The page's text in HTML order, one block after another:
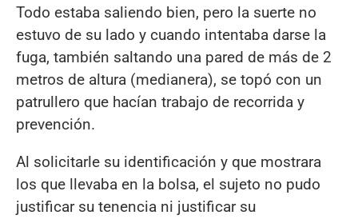
Todo estaba saliendo bien, pero la suerte no
estuvo de su lado y cuando intentaba darse la
fuga, también saltando una pared de más de 2
metros de altura (medianera), se topó con un
patrullero que hacían trabajo de recorrida y
prevención.
Al solicitarle su identificación y que mostrara
los que llevaba en la bolsa, el sujeto no pudo
justificar su tenencia ni justificar su